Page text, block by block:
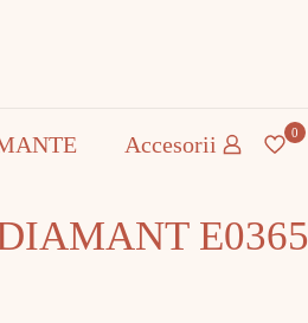
Accesorii 0
E0365